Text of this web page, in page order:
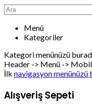
Menü
Kategoriler
Kategori menünüzü
Header -> Menü ->
İlk navigasyon
Alışveriş Sepeti